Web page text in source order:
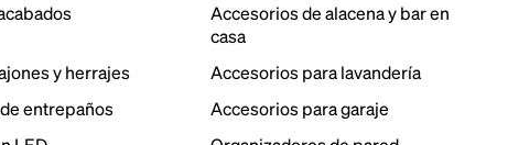
Accesorios de alacena y bar en
casa
y herrajes
Accesorios para lavandería
entrepaños
Accesorios para garaje